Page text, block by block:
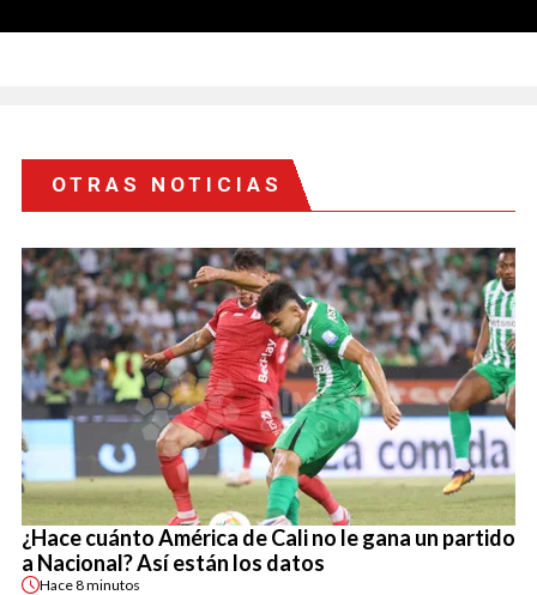
OTRAS NOTICIAS
¿Hace cuánto América de Cali no le gana un partido
a Nacional? Así están los datos
Hace8 minutos